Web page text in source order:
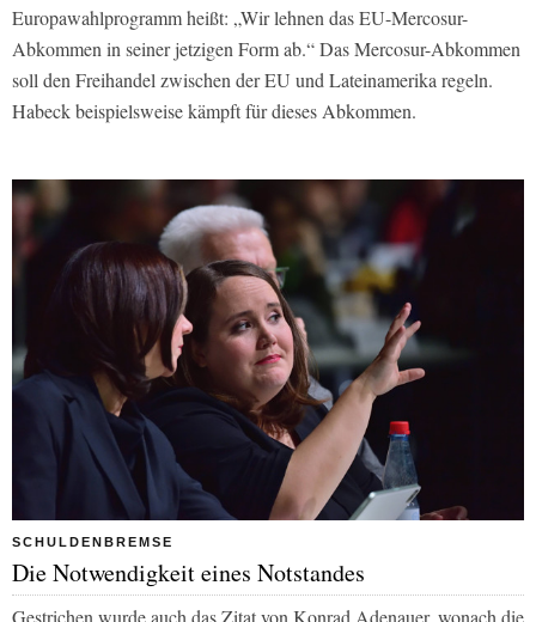
Europawahlprogramm heißt: „Wir lehnen das EU-Mercosur-
Abkommen in seiner jetzigen Form ab.“ Das Mercosur-Abkommen
soll den Freihandel zwischen der EU und Lateinamerika regeln.
Habeck beispielsweise kämpft für dieses Abkommen.
SCHULDENBREMSE
Die Notwendigkeit eines Notstandes